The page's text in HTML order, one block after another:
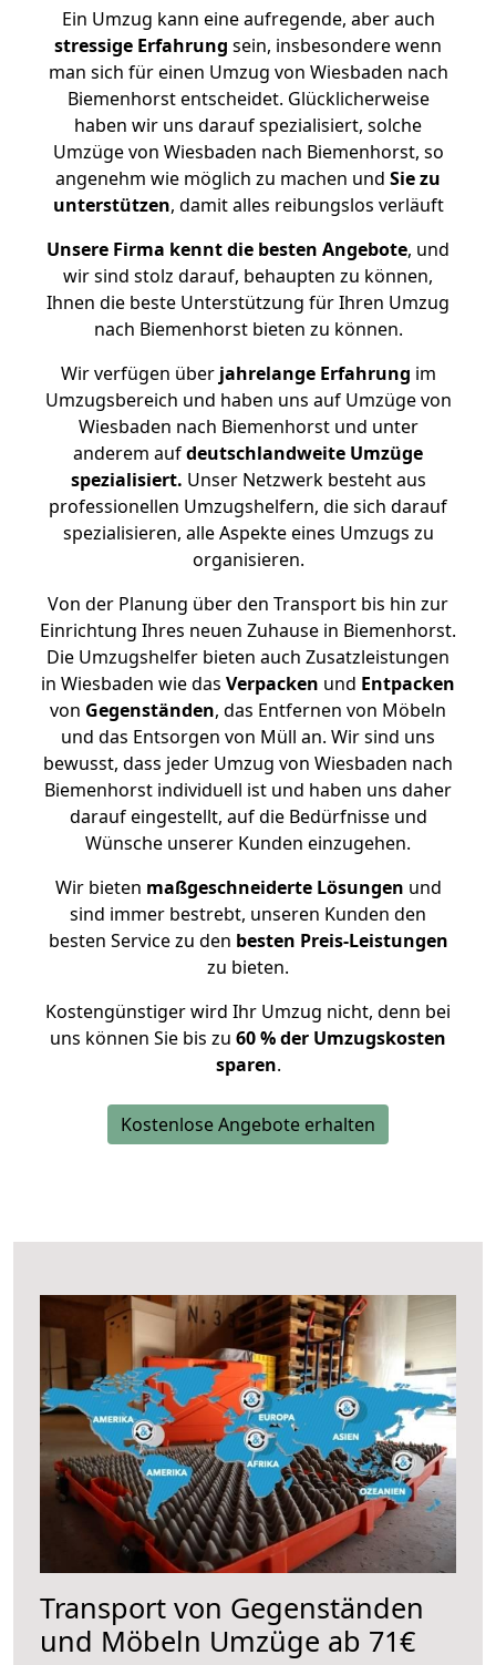
Ein Umzug kann eine aufregende, aber auch
stressige Erfahrung sein, insbesondere wenn
man sich für einen Umzug von Wiesbaden nach
Biemenhorst entscheidet. Glücklicherweise
haben wir uns darauf spezialisiert, solche
Umzüge von Wiesbaden nach Biemenhorst, so
angenehm wie möglich zu machen und Sie zu
unterstützen, damit alles reibungslos verläuft
Unsere Firma kennt die besten Angebote, und
wir sind stolz darauf, behaupten zu können,
Ihnen die beste Unterstützung für Ihren Umzug
nach Biemenhorst bieten zu können.
Wir verfügen überjahrelange Erfahrung im
Umzugsbereich und haben uns auf Umzüge von
Wiesbaden nach Biemenhorst und unter
anderem aufdeutschlandweite Umzüge
spezialisiert. Unser Netzwerk besteht aus
professionellen Umzugshelfern, die sich darauf
spezialisieren, alle Aspekte eines Umzugs zu
organisieren.
Von der Planung über den Transport bis hin zur
Einrichtung Ihres neuen Zuhause in Biemenhorst.
Die Umzugshelfer bieten auch Zusatzleistungen
in Wiesbaden wie das Verpacken und Entpacken
von Gegenständen, das Entfernen von Möbeln
und das Entsorgen von Müll an. Wir sind uns
bewusst, dass jeder Umzug von Wiesbaden nach
Biemenhorst individuell ist und haben uns daher
darauf eingestellt, auf die Bedürfnisse und
Wünsche unserer Kunden einzugehen.
Wir bieten maßgeschneiderte Lösungen und
sind immer bestrebt, unseren Kunden den
besten Service zu den besten Preis-Leistungen
zu bieten.
Kostengünstiger wird Ihr Umzug nicht, denn bei
uns können Sie bis zu 60 % der Umzugskosten
sparen.
Kostenlose Angebote erhalten
Transport von Gegenständen
und Möbeln Umzüge ab 71€